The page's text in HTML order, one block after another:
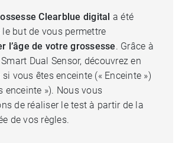
Clearblue digital a été
but de vous permettre
l’âge de votre grossesse. Grâce à
Dual Sensor, découvrez en
vous êtes enceinte (« Enceinte »)
enceinte »). Nous vous
de réaliser le test à partir de la
de vos règles.